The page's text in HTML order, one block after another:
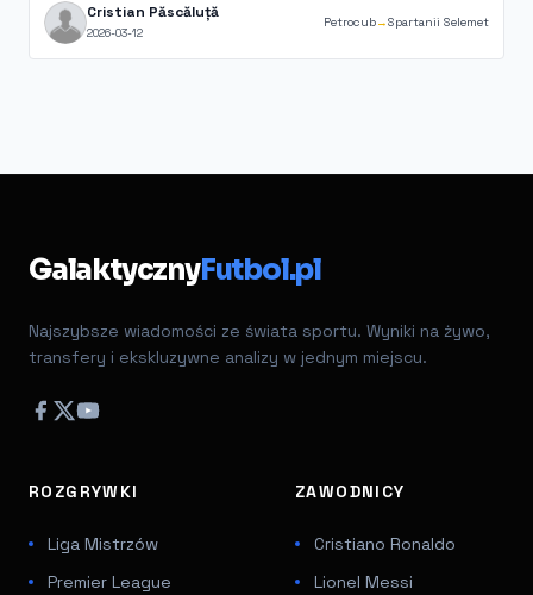
Cristian Păscăluță
2026-03-12
Petrocub→Spartanii Selemet
GalaktycznyFutbol.pl
Najszybsze wiadomości ze świata sportu. Wyniki na żywo,
transfery i ekskluzywne analizy w jednym miejscu.
ROZGRYWKI
Liga Mistrzów
Premier League
ZAWODNICY
Cristiano Ronaldo
Lionel Messi